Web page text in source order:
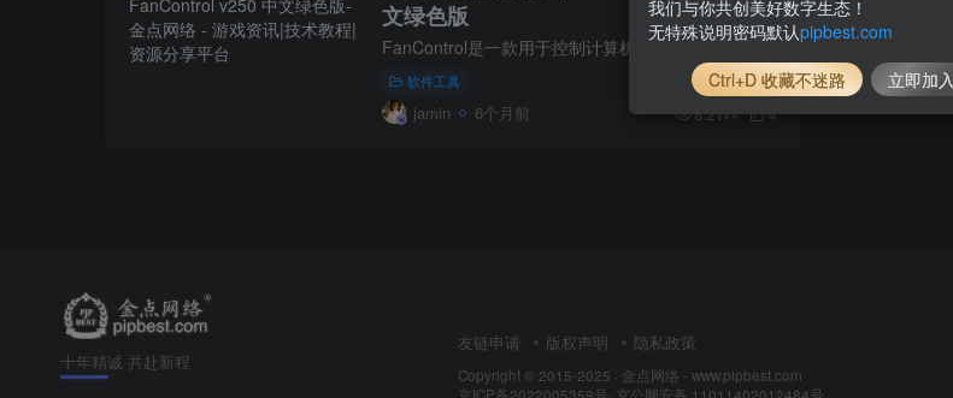
文绿色版
FanControl是一款用于控制计算机风扇速度的软件。它能够监测计算机的内部温度，并根据温度的变化来自动调整风扇的速度，以保持计算机的散热效果和稳定运行。 软件功能 温度监测：实时监测计算机...
软件工具
jamin 6个月前 8.2W+ 4
十年精诚·共赴新程
友链申请 版权声明 隐私政策
Copyright © 2015-2025 · 金点网络 - www.pipbest.com
京ICP备2022005359号· 京公网安备 11011402012484号
我们与你共创美好数字生态！
无特殊说明密码默认pipbest.com
Ctrl+D 收藏不迷路 立即加入